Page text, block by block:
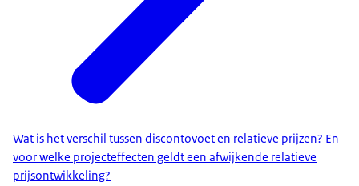
Wat is het verschil tussen discontovoet en relatieve prijzen? En
voor welke projecteffecten geldt een afwijkende relatieve
prijsontwikkeling?